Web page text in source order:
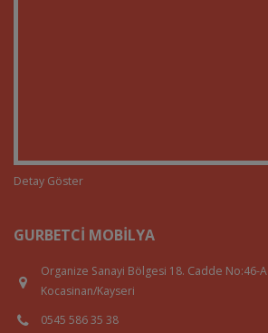
Detay Göster
GURBETCI MOBILYA
Organize Sanayi Bölgesi 18. Cadde No:46-A
Kocasinan/Kayseri
0545 586 35 38